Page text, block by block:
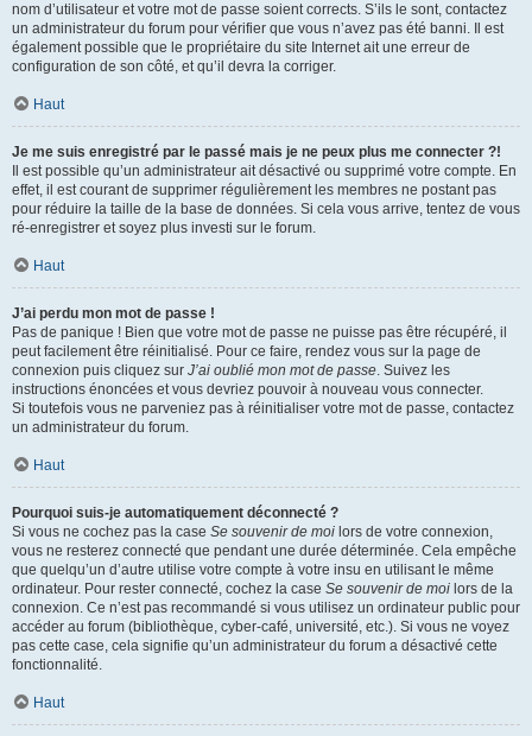
nom d’utilisateur et votre mot de passe soient corrects. S’ils le sont, contactez
un administrateur du forum pour vérifier que vous n’avez pas été banni. Il est
également possible que le propriétaire du site Internet ait une erreur de
configuration de son côté, et qu’il devra la corriger.
Haut
Je me suis enregistré par le passé mais je ne peux plus me connecter ?!
Il est possible qu’un administrateur ait désactivé ou supprimé votre compte. En
effet, il est courant de supprimer régulièrement les membres ne postant pas
pour réduire la taille de la base de données. Si cela vous arrive, tentez de vous
ré-enregistrer et soyez plus investi sur le forum.
Haut
J’ai perdu mon mot de passe !
Pas de panique ! Bien que votre mot de passe ne puisse pas être récupéré, il
peut facilement être réinitialisé. Pour ce faire, rendez vous sur la page de
connexion puis cliquez sur J’ai oublié mon mot de passe. Suivez les
instructions énoncées et vous devriez pouvoir à nouveau vous connecter.
Si toutefois vous ne parveniez pas à réinitialiser votre mot de passe, contactez
un administrateur du forum.
Haut
Pourquoi suis-je automatiquement déconnecté ?
Si vous ne cochez pas la case Se souvenir de moi lors de votre connexion,
vous ne resterez connecté que pendant une durée déterminée. Cela empêche
que quelqu’un d’autre utilise votre compte à votre insu en utilisant le même
ordinateur. Pour rester connecté, cochez la case Se souvenir de moi lors de la
connexion. Ce n’est pas recommandé si vous utilisez un ordinateur public pour
accéder au forum (bibliothèque, cyber-café, université, etc.). Si vous ne voyez
pas cette case, cela signifie qu’un administrateur du forum a désactivé cette
fonctionnalité.
Haut